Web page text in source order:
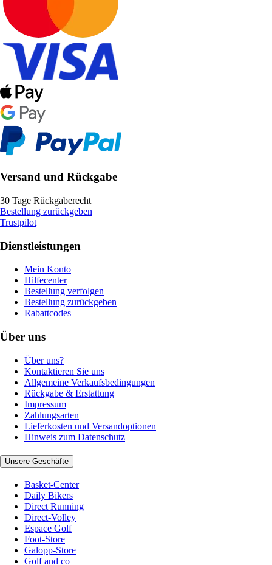
Versand und Rückgabe
30 Tage Rückgaberecht
Bestellung zurückgeben
Trustpilot
Dienstleistungen
Mein Konto
Hilfecenter
Bestellung verfolgen
Bestellung zurückgeben
Rabattcodes
Über uns
Über uns?
Kontaktieren Sie uns
Allgemeine Verkaufsbedingungen
Rückgabe & Erstattung
Impressum
Zahlungsarten
Lieferkosten und Versandoptionen
Hinweis zum Datenschutz
Unsere Geschäfte
Basket-Center
Daily Bikers
Direct Running
Direct-Volley
Espace Golf
Foot-Store
Galopp-Store
Golf and co